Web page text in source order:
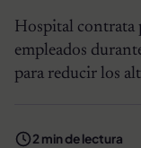
Hospital contrata
empleados
para reducir los
2 min de lectura